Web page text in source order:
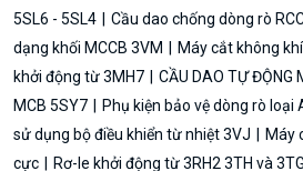
5SL6 - 5SL4
Cầu dao chống dòng rò
dạng khối MCCB 3VM
Máy cắt không
khởi động từ 3MH7
CẦU DAO TỰ ĐỘNG
MCB 5SY7
Phụ kiện bảo vệ dòng rò loại
sử dụng bộ điều khiển từ nhiệt 3VJ
Máy
cực
Rơ-le khởi động từ 3RH2 3TH và 3TG